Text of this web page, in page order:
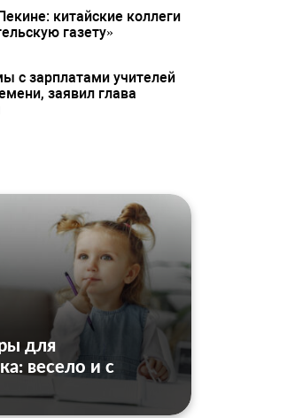
китайские коллеги
газету»
с зарплатами учителей
заявил глава
для
весело и с